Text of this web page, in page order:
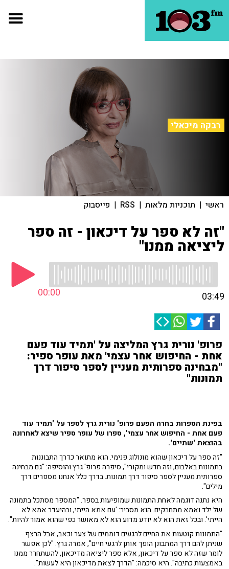
רבקה מיכאלי
ראשי | תוכניות מלאות |
RSS
| פייסבוק
"זה לא ספר על דיכאון - זה ספר
ליציאה ממנו"
00:00 03:49
פרופ' נורית גרץ המליצה על 'תמיד עוד פעם
אחת - החיפוש אחר עצמי' מאת עופר ספיר:
"מבחינה ספרותית מעניין לספר סיפור דרך
תמונות"
בפינת הספרות בחרה הפעם פרופ' נורית גרץ לספר על 'תמיד עוד
פעם אחת - החיפוש אחר עצמי', ספרו של עופר ספיר שיצא לאחרונה
בהוצאת 'שתיים'.
"זה ספר על דיכאון שהוא מונולוג פנימי. הוא מתואר כדרך התבוננות
בתמונות באלבום, וזה חדש ומקורי", סיפרה פרופ' גרץ והוסיפה: "גם מבחינה
ספרותית מעניין לספר סיפור דרך תמונות. בדרך כלל אנחנו מספרים דרך
מילים".
היא נתנה דוגמה לאחת התמונות שמופיעות בספר. "המספר מסתכל בתמונה
של ילד ואמא מתחבקים. הוא מסביר: 'עם אמא הייתי, ובהיעדר אמא לא
הייתי'. ובכל זאת הוא לא יודע מדוע הוא לא מאושר כפי שהוא אמור להיות".
"התמונות קוטעות את החיים לרגעים דוממים של צער וכאב, אבל הרצף
שניתן להם דרך המתבונן הופך אותן לרגעי חיים", אמרה גרץ. "לכן אפשר
לומר שזה לא ספר על דיכאון, אלא ספר ליציאה מדיכאון, להשתחרר ממנו
באמצעות כתיבה". היא סיכמה: "הדרך לצאת מדיכאון היא לעשות".